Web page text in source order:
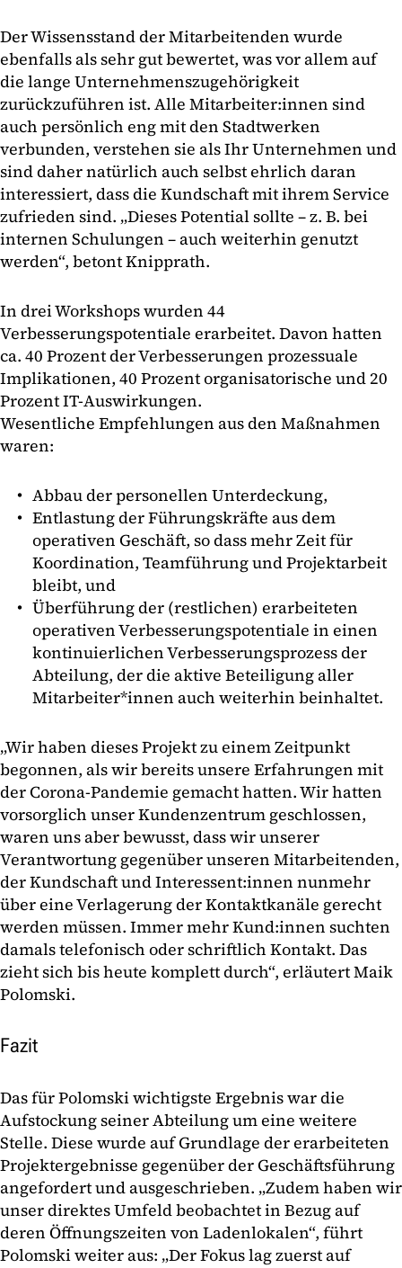
Der Wissensstand der Mitarbeitenden wurde
ebenfalls als sehr gut bewertet, was vor allem auf
die lange Unternehmenszugehörigkeit
zurückzuführen ist. Alle Mitarbeiter:innen sind
auch persönlich eng mit den Stadtwerken
verbunden, verstehen sie als Ihr Unternehmen und
sind daher natürlich auch selbst ehrlich daran
interessiert, dass die Kundschaft mit ihrem Service
zufrieden sind. „Dieses Potential sollte – z. B. bei
internen Schulungen – auch weiterhin genutzt
werden“, betont Knipprath.
In drei Workshops wurden 44
Verbesserungspotentiale erarbeitet. Davon hatten
ca. 40 Prozent der Verbesserungen prozessuale
Implikationen, 40 Prozent organisatorische und 20
Prozent IT-Auswirkungen.
Wesentliche Empfehlungen aus den Maßnahmen
waren:
Abbau der personellen Unterdeckung,
Entlastung der Führungskräfte aus dem
operativen Geschäft, so dass mehr Zeit für
Koordination, Teamführung und Projektarbeit
bleibt, und
Überführung der (restlichen) erarbeiteten
operativen Verbesserungspotentiale in einen
kontinuierlichen Verbesserungsprozess der
Abteilung, der die aktive Beteiligung aller
Mitarbeiter*innen auch weiterhin beinhaltet.
„Wir haben dieses Projekt zu einem Zeitpunkt
begonnen, als wir bereits unsere Erfahrungen mit
der Corona-Pandemie gemacht hatten. Wir hatten
vorsorglich unser Kundenzentrum geschlossen,
waren uns aber bewusst, dass wir unserer
Verantwortung gegenüber unseren Mitarbeitenden,
der Kundschaft und Interessent:innen nunmehr
über eine Verlagerung der Kontaktkanäle gerecht
werden müssen. Immer mehr Kund:innen suchten
damals telefonisch oder schriftlich Kontakt. Das
zieht sich bis heute komplett durch“, erläutert Maik
Polomski.
Fazit
Das für Polomski wichtigste Ergebnis war die
Aufstockung seiner Abteilung um eine weitere
Stelle. Diese wurde auf Grundlage der erarbeiteten
Projektergebnisse gegenüber der Geschäftsführung
angefordert und ausgeschrieben. „Zudem haben wir
unser direktes Umfeld beobachtet in Bezug auf
deren Öffnungszeiten von Ladenlokalen“, führt
Polomski weiter aus: „Der Fokus lag zuerst auf